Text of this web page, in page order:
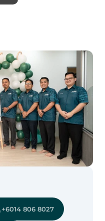
+6014 806 8027